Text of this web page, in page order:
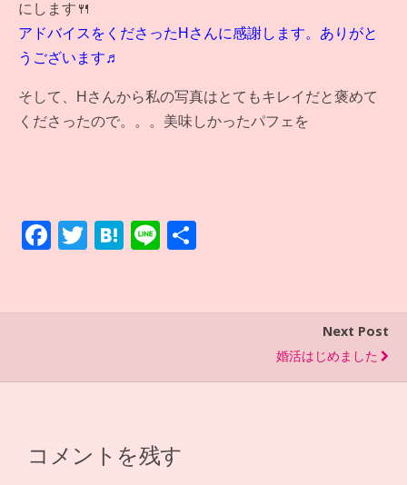
にします🍴
アドバイスをくださったHさんに感謝します。ありがと
うございます♬
そして、Hさんから私の写真はとてもキレイだと褒めて
くださったので。。。美味しかったパフェを
F
b
o
T
er
H
n
Li
Next Post
婚活はじめました
コメントを残す